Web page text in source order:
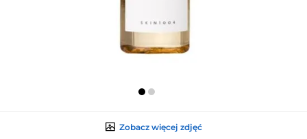
Zobacz więcej zdjęć